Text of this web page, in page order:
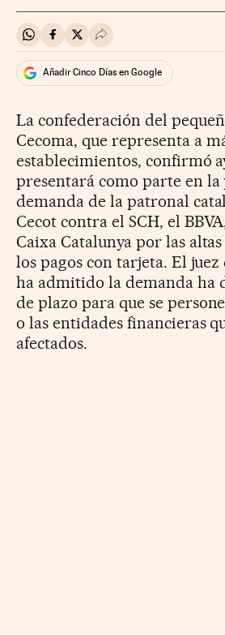
Compartir en Whatsapp
Compartir en Facebook
Compartir en Twitter
Desplegar Redes
Añadir Cinco Días en Google
La confederación del
Cecoma, que representa a
establecimientos, confirmó
presentará como parte en la
demanda de la patronal
Cecot contra el SCH, el
Caixa Catalunya por las
los pagos con tarjeta. El juez
ha admitido la demanda ha
de plazo para que se
o las entidades financieras
afectados.